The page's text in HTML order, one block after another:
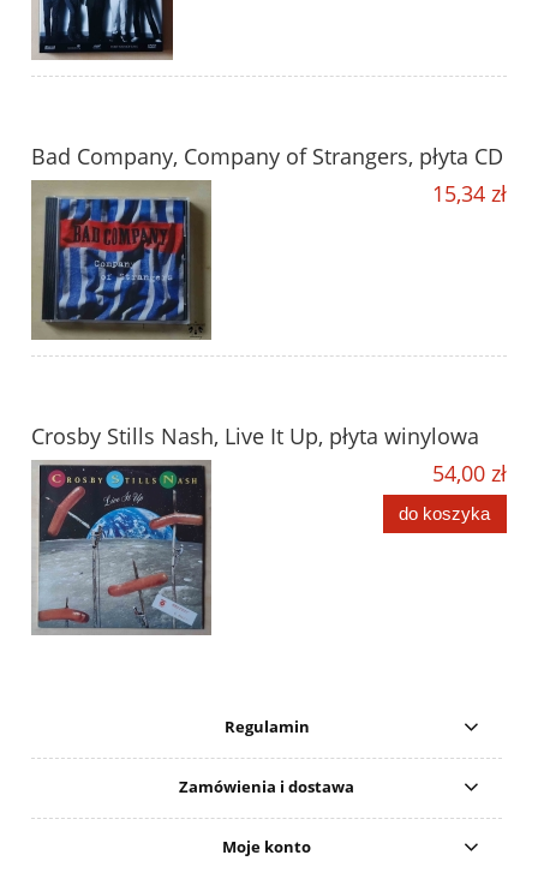
Bad Company, Company of Strangers, płyta CD
15,34 zł
Crosby Stills Nash, Live It Up, płyta winylowa
54,00 zł
do koszyka
Regulamin
Zamówienia i dostawa
Moje konto